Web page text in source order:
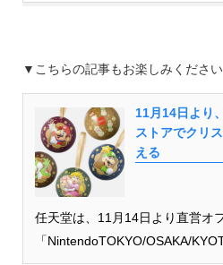
▼こちらの記事もお楽しみください
11月14日より
ストアでクリ
える
任天堂は、11月14日より直営オ
「NintendoTOKYO/OSAKA/